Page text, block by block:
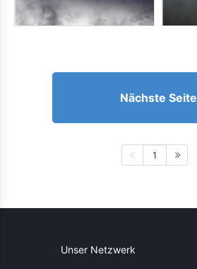
Nächste Seite
1
Unser Netzwerk